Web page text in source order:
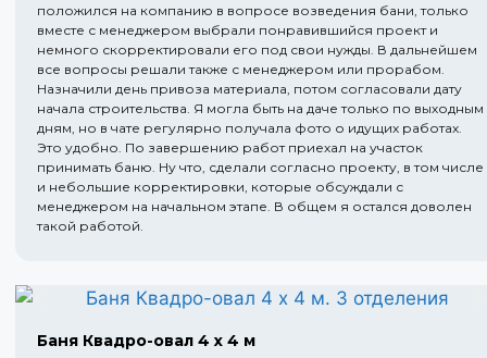
положился на компанию в вопросе возведения бани, только
вместе с менеджером выбрали понравившийся проект и
немного скорректировали его под свои нужды. В дальнейшем
все вопросы решали также с менеджером или прорабом.
Назначили день привоза материала, потом согласовали дату
начала строительства. Я могла быть на даче только по выходным
дням, но в чате регулярно получала фото о идущих работах.
Это удобно. По завершению работ приехал на участок
принимать баню. Ну что, сделали согласно проекту, в том числе
и небольшие корректировки, которые обсуждали с
менеджером на начальном этапе. В общем я остался доволен
такой работой.
Баня Квадро-овал 4 х 4 м